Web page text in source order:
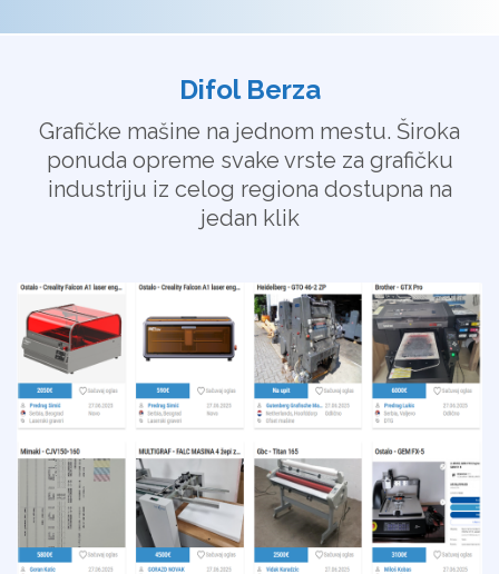
Difol Berza
Grafičke mašine na jednom mestu. Široka
ponuda opreme svake vrste za grafičku
industriju iz celog regiona dostupna na
jedan klik